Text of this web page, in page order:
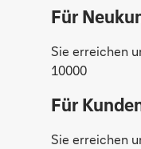
Sonja Lüdiger
Für
Sie erreichen
10000
Für
Sie erreichen